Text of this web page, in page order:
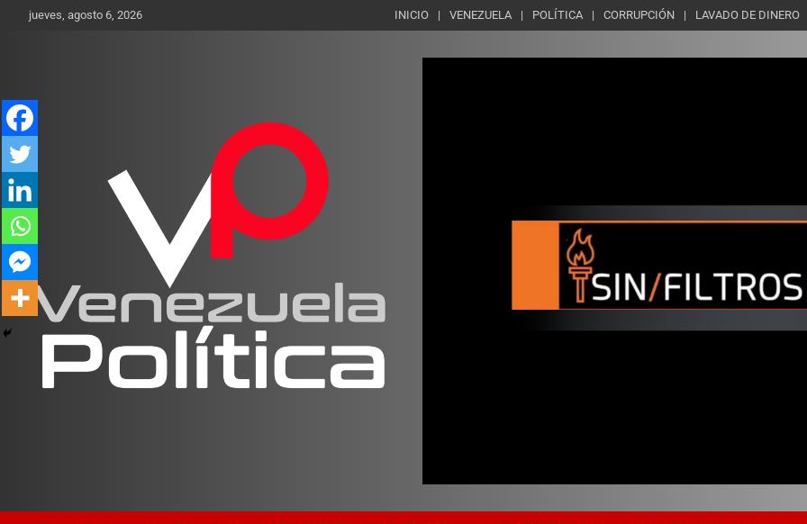
Saltarjueves, agosto 6, 2026 INICIO VENEZUELA POLÍTICA CORRUPCIÓN LAVADO DE DINERO